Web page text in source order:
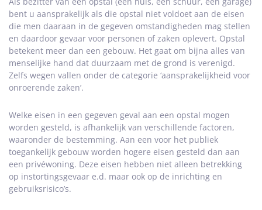
bent u aansprakelijk als die opstal niet voldoet aan de eisen
die men daaraan in de gegeven omstandigheden mag stellen
en daardoor gevaar voor personen of zaken oplevert. Opstal
betekent meer dan een gebouw. Het gaat om bijna alles van
menselijke hand dat duurzaam met de grond is verenigd.
Zelfs wegen vallen onder de categorie ‘aansprakelijkheid voor
onroerende zaken’.
Welke eisen in een gegeven geval aan een opstal mogen
worden gesteld, is afhankelijk van verschillende factoren,
waaronder de bestemming. Aan een voor het publiek
toegankelijk gebouw worden hogere eisen gesteld dan aan
een privéwoning. Deze eisen hebben niet alleen betrekking
op instortingsgevaar e.d. maar ook op de inrichting en
gebruiksrisico’s.